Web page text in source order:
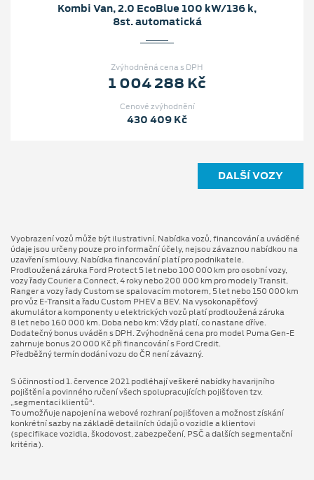
Kombi Van, 2.0 EcoBlue 100 kW/136 k,
8st. automatická
Zvýhodněná cena s DPH
1 004 288 Kč
Cenové zvýhodnění
430 409 Kč
DALŠÍ VOZY
Vyobrazení vozů může být ilustrativní. Nabídka vozů, financování a uváděné
údaje jsou určeny pouze pro informační účely, nejsou závaznou nabídkou na
uzavření smlouvy. Nabídka financování platí pro podnikatele.
Prodloužená záruka Ford Protect 5 let nebo 100 000 km pro osobní vozy,
vozy řady Courier a Connect, 4 roky nebo 200 000 km pro modely Transit,
Ranger a vozy řady Custom se spalovacím motorem, 5 let nebo 150 000 km
pro vůz E-Transit a řadu Custom PHEV a BEV. Na vysokonapěťový
akumulátor a komponenty u elektrických vozů platí prodloužená záruka
8 let nebo 160 000 km. Doba nebo km: Vždy platí, co nastane dříve.
Dodatečný bonus uváděn s DPH. Zvýhodněná cena pro model Puma Gen⁠-⁠E
zahrnuje bonus 20 000 Kč při financování s Ford Credit.
Předběžný termín dodání vozu do ČR není závazný.
S účinností od 1. července 2021 podléhají veškeré nabídky havarijního
pojištění a povinného ručení všech spolupracujících pojišťoven tzv.
„segmentaci klientů“.
To umožňuje napojení na webové rozhraní pojišťoven a možnost získání
konkrétní sazby na základě detailních údajů o vozidle a klientovi
(specifikace vozidla, škodovost, zabezpečení, PSČ a dalších segmentační
kritéria).